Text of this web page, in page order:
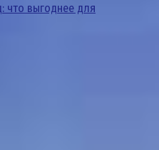
что выгоднее для